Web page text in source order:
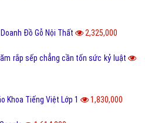
Đồ Gỗ Nội Thất 2,325,000
rắp sếp chẳng cần tốn sức kỷ luật
Khoa Tiếng Việt Lớp 1 1,830,000